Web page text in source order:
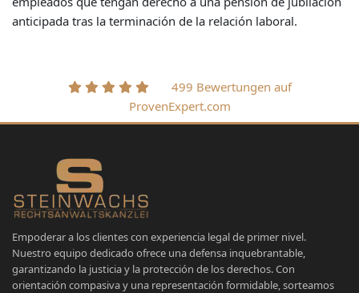
anticipada tras la terminación de la relación laboral.
499 Bewertungen auf
ProvenExpert.com
Empoderar a los clientes con experiencia legal de primer nivel.
Nuestro equipo dedicado ofrece una defensa inquebrantable,
garantizando la justicia y la protección de los derechos. Con
orientación compasiva y una representación formidable, sorteamos